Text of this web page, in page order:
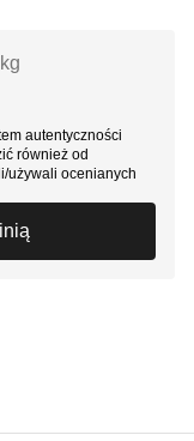
autentyczności
również od
używali ocenianych